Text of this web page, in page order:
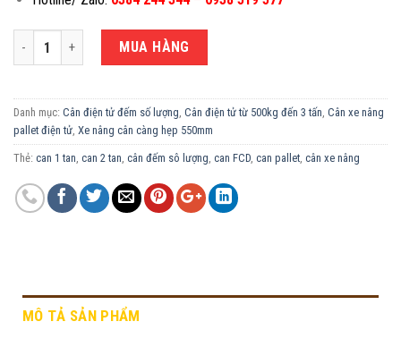
CÂN ĐẾM SỐ LƯỢNG 2 TẤN FCD-550DH số lượng
MUA HÀNG
Danh mục: Cân điện tử đếm số lượng, Cân điện tử từ 500kg đến 3 tấn, Cân xe nâng
pallet điện tử, Xe nâng cân càng hẹp 550mm
Thẻ: can 1 tan, can 2 tan, cân đếm sô lượng, can FCD, can pallet, cân xe nâng
MÔ TẢ SẢN PHẨM